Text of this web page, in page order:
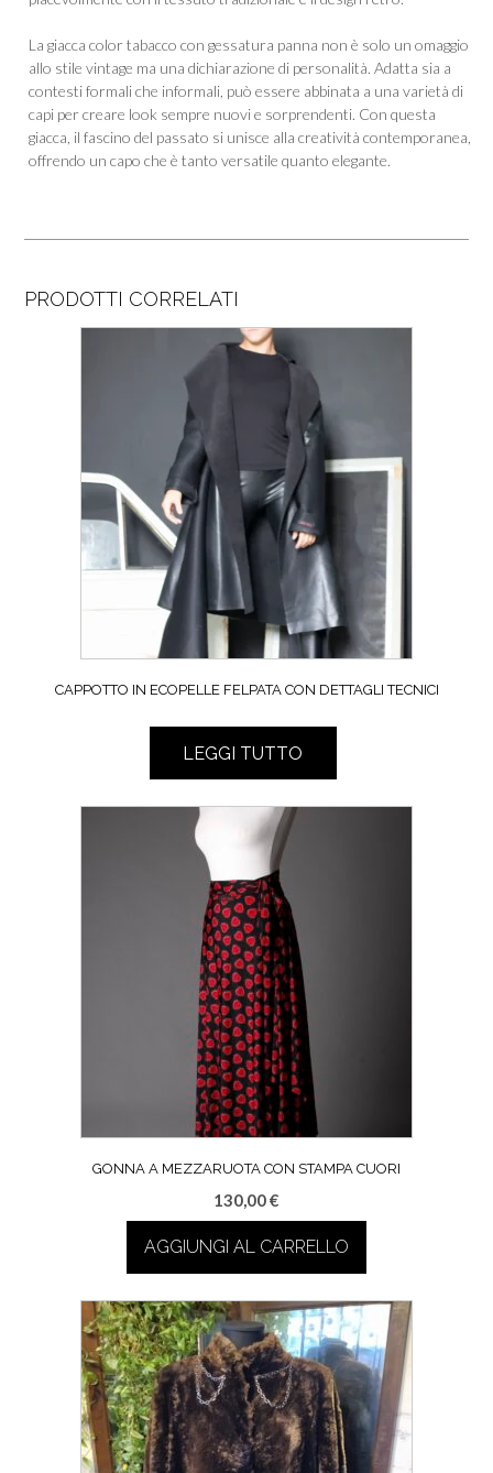
La giacca color tabacco con gessatura panna non è solo un omaggio
allo stile vintage ma una dichiarazione di personalità. Adatta sia a
contesti formali che informali, può essere abbinata a una varietà di
capi per creare look sempre nuovi e sorprendenti. Con questa
giacca, il fascino del passato si unisce alla creatività contemporanea,
offrendo un capo che è tanto versatile quanto elegante.
PRODOTTI CORRELATI
CAPPOTTO IN ECOPELLE FELPATA CON DETTAGLI TECNICI
LEGGI TUTTO
GONNA A MEZZARUOTA CON STAMPA CUORI
130,00€
AGGIUNGI AL CARRELLO